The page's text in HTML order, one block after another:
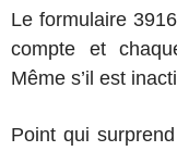
Le formulaire
compte et
Même s’il est
Point qui